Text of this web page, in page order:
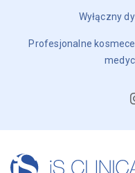
Wyłączny
Profesjonalne